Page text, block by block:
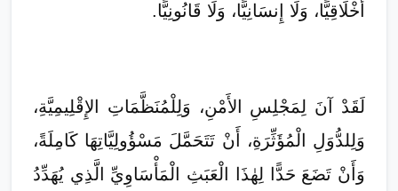
أَخْلَاقِيًّا، وَلَا إِنسَانِيًّا، وَلَا قَانُونِيًّا.
لَقَدْ آنَ لِمَجْلِسِ الأَمْنِ، وَلِلْمُنَظَّمَاتِ الإِقْلِيمِيَّةِ،
وَلِلدُّوَلِ الْمُؤَثِّرَةِ، أَنْ تَتَحَمَّلَ مَسْؤُولِيَّاتِهَا كَامِلَةً،
وَأَنْ تَضَعَ حَدًّا لِهٰذَا الْعَبَثِ الْمَأْسَاوِيِّ الَّذِي يُهَدِّدُ